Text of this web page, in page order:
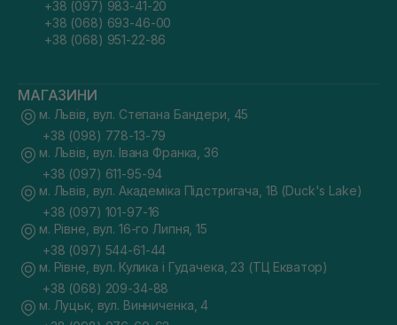
+38 (097) 983-41-20
+38 (068) 693-46-00
+38 (068) 951-22-86
МАГАЗИНИ
м. Львів, вул. Степана Бандери, 45
+38 (098) 778-13-79
м. Львів, вул. Івана Франка, 36
+38 (097) 611-95-94
м. Львів, вул. Академіка Підстригача, 1В (Duck's Lake)
+38 (097) 101-97-16
м. Рівне, вул. 16-го Липня, 15
+38 (097) 544-61-44
м. Рівне, вул. Кулика і Гудачека, 23 (ТЦ Екватор)
+38 (068) 209-34-88
м. Луцьк, вул. Винниченка, 4